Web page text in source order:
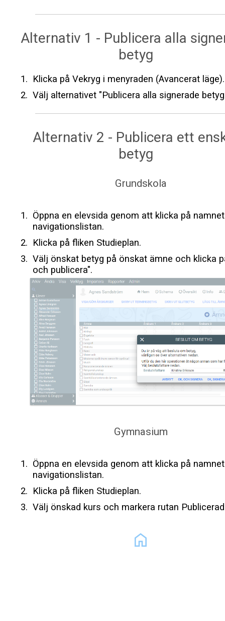
Alternativ 1 - Publicera alla
betyg
Klicka på Vekryg i menyraden (Avancerat läge).
Välj alternativet "Publicera alla signerade
Alternativ 2 - Publicera ett
betyg
Grundskola
Öppna en elevsida genom att klicka på
navigationslistan.
Klicka på fliken Studieplan.
Välj önskat betyg på önskat ämne och klicka
och publicera".
Gymnasium
Öppna en elevsida genom att klicka på
navigationslistan.
Klicka på fliken Studieplan.
Välj önskad kurs och markera rutan Publicerad
home